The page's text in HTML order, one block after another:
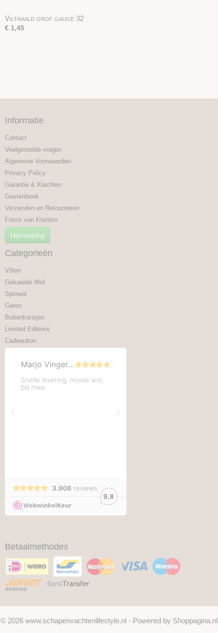
Viltnaald grof gauge 32
€ 1,45
Informatie
Contact
Veelgestelde vragen
Algemene Voorwaarden
Privacy Policy
Garantie & Klachten
Gastenboek
Verzenden en Retourneren
Foto's van Klanten
Herroeping
Categorieën
Vilten
Gekaarde Wol
Spinwol
Garen
Buitenkansjes
Limited Editions
Cadeaubon
Betaalmethodes
© 2026 www.schapenvachtenlifestyle.nl - Powered by Shoppagina.nl